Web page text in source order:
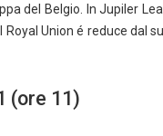
del Belgio. In Jupiler
Union é reduce dal
(ore 11)